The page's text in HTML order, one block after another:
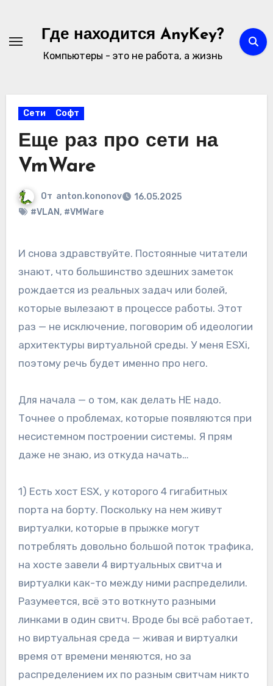
содержимомуГде находится AnyKey?
Компьютеры - это не работа, а жизнь
Сети Софт
Еще раз про сети на
VmWare
От anton.kononov
16.05.2025
#VLAN, #VMWare
И снова здравствуйте. Постоянные читатели
знают, что большинство здешних заметок
рождается из реальных задач или болей,
которые вылезают в процессе работы. Этот
раз — не исключение, поговорим об идеологии
архитектуры виртуальной среды. У меня ESXi,
поэтому речь будет именно про него.
Для начала — о том, как делать НЕ надо.
Точнее о проблемах, которые появляются при
несистемном построении системы. Я прям
даже не знаю, из откуда начать…
1) Есть хост ESX, у которого 4 гигабитных
порта на борту. Поскольку на нем живут
виртуалки, которые в прыжке могут
потреблять довольно большой поток трафика,
на хосте завели 4 виртуальных свитча и
виртуалки как-то между ними распределили.
Разумеется, всё это воткнуто разными
линками в один свитч. Вроде бы всё работает,
но виртуальная среда — живая и виртуалки
время от времени меняются, но за
распределением их по разным свитчам никто